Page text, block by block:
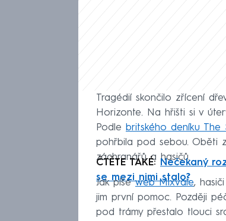
Tragédií skončilo zřícení
Horizonte. Na hřišti si v
Podle britského deníku The
pohřbila pod sebou. Oběti
záchranářů a hasičů.
ČTĚTE TAKÉ: Nečekaný
se mezi nimi stalo?
Jak píšeweb Mixvale,
jim první pomoc. Později
pod trámy přestalo tlouci